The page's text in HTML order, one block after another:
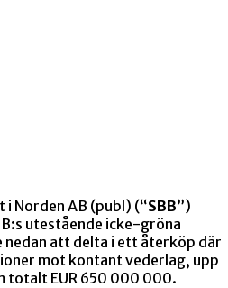
Norden AB (publ) (“SBB”)
utestående icke-gröna
att delta i ett återköp där
mot kontant vederlag, upp
totalt EUR 650 000 000.